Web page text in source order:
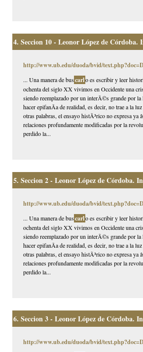
4. Seccion 10 - Leonor López de
http://www.ub.edu/duoda/bvid/
... Una manera de buscarlo es escribir y leer
ochenta del siglo XX vivimos en Occidente una
siendo reemplazado por un interÃ©s grande por
hacer epifanÃ­a de realidad, es decir, no trae a la
otras palabras, el ensayo histÃ³rico no expresa ya
relaciones profundamente modificadas por la
perdido la...
5. Seccion 2 - Leonor López de Córdoba.
http://www.ub.edu/duoda/bvid/
... Una manera de buscarlo es escribir y leer
ochenta del siglo XX vivimos en Occidente una
siendo reemplazado por un interÃ©s grande por
hacer epifanÃ­a de realidad, es decir, no trae a la
otras palabras, el ensayo histÃ³rico no expresa ya
relaciones profundamente modificadas por la
perdido la...
6. Seccion 3 - Leonor López de Córdoba.
http://www.ub.edu/duoda/bvid/